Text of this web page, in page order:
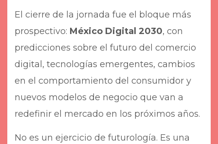
El cierre de la jornada fue el bloque más
prospectivo: México Digital 2030, con
predicciones sobre el futuro del comercio
digital, tecnologías emergentes, cambios
en el comportamiento del consumidor y
nuevos modelos de negocio que van a
redefinir el mercado en los próximos años.
No es un ejercicio de futurología. Es una